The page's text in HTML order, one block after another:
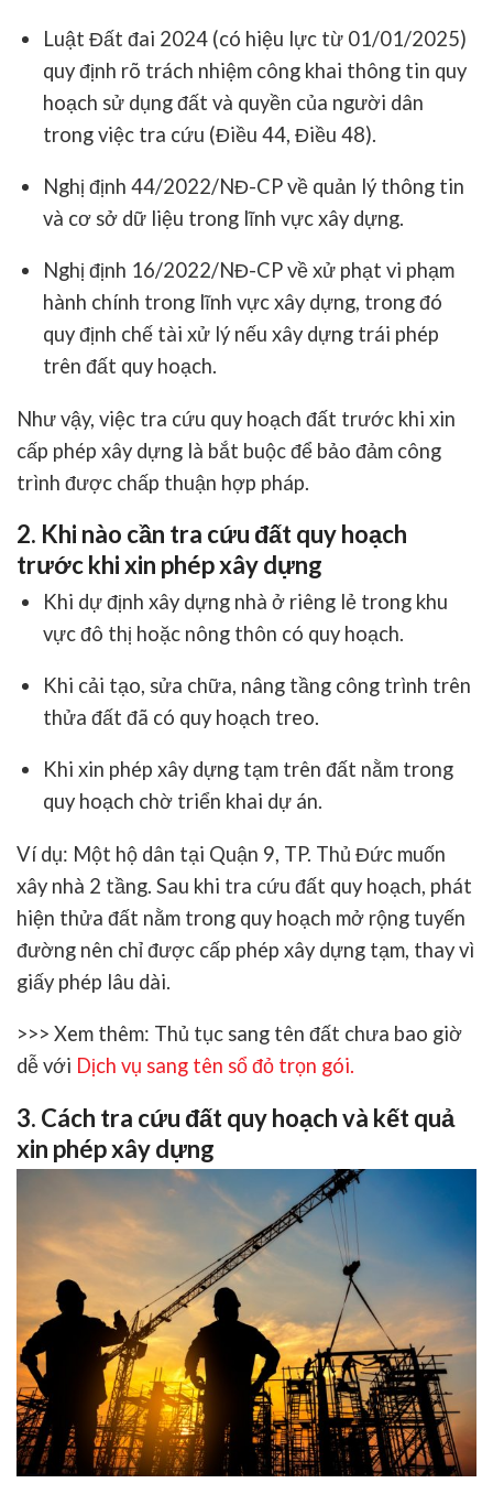
Luật Đất đai 2024(có hiệu lực từ 01/01/2025)
quy định rõ trách nhiệm công khai thông tin quy
hoạch sử dụng đất và quyền của người dân
trong việc tra cứu (Điều 44, Điều 48).
Nghị định 44/2022/NĐ-CPvề quản lý thông tin
và cơ sở dữ liệu trong lĩnh vực xây dựng.
Nghị định 16/2022/NĐ-CPvề xử phạt vi phạm
hành chính trong lĩnh vực xây dựng, trong đó
quy định chế tài xử lý nếu xây dựng trái phép
trên đất quy hoạch.
Như vậy, việc tra cứu quy hoạch đất trước khi xin
cấp phép xây dựng là bắt buộc để bảo đảm công
trình được chấp thuận hợp pháp.
2. Khi nào cần tra cứu đất quy hoạch
trước khi xin phép xây dựng
Khi dự định xây dựng nhà ở riêng lẻ trong khu
vực đô thị hoặc nông thôn có quy hoạch.
Khi cải tạo, sửa chữa, nâng tầng công trình trên
thửa đất đã có quy hoạch treo.
Khi xin phép xây dựng tạm trên đất nằm trong
quy hoạch chờ triển khai dự án.
Ví dụ: Một hộ dân tại Quận 9, TP. Thủ Đức muốn
xây nhà 2 tầng. Sau khi tra cứu đất quy hoạch, phát
hiện thửa đất nằm trong quy hoạch mở rộng tuyến
đường nên chỉ được cấp phép xây dựng tạm, thay vì
giấy phép lâu dài.
>>> Xem thêm: Thủ tục sang tên đất chưa bao giờ
dễ với Dịch vụ sang tên sổ đỏ trọn gói.
3. Cách tra cứu đất quy hoạch và kết quả
xin phép xây dựng